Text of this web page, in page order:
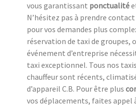
vous garantissant ponctualité
N’hésitez pas à prendre
pour vos demandes plus
réservation de taxi de groupes,
événement d’entreprise
taxi exceptionnel. Tous nos
chauffeur sont récents,
d’appareil C.B. Pour être plus
vos déplacements, faites appel